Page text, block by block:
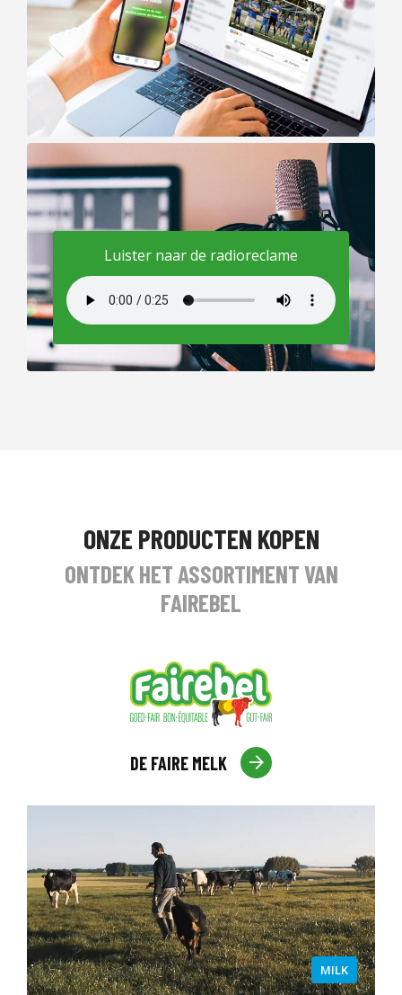
Luister naar de radioreclame
ONZE PRODUCTEN KOPEN
ONTDEK HET ASSORTIMENT VAN
FAIREBEL
DE FAIRE MELK
MILK